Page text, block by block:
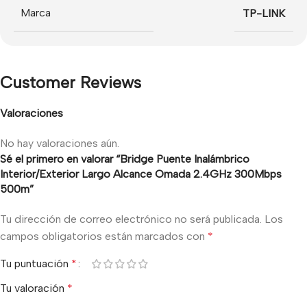
Marca TP-LINK
Customer Reviews
Valoraciones
No hay valoraciones aún.
Sé el primero en valorar “Bridge Puente Inalámbrico
Interior/Exterior Largo Alcance Omada 2.4GHz 300Mbps
500m”
Tu dirección de correo electrónico no será publicada. Los
campos obligatorios están marcados con *
Tu puntuación *
Tu valoración *